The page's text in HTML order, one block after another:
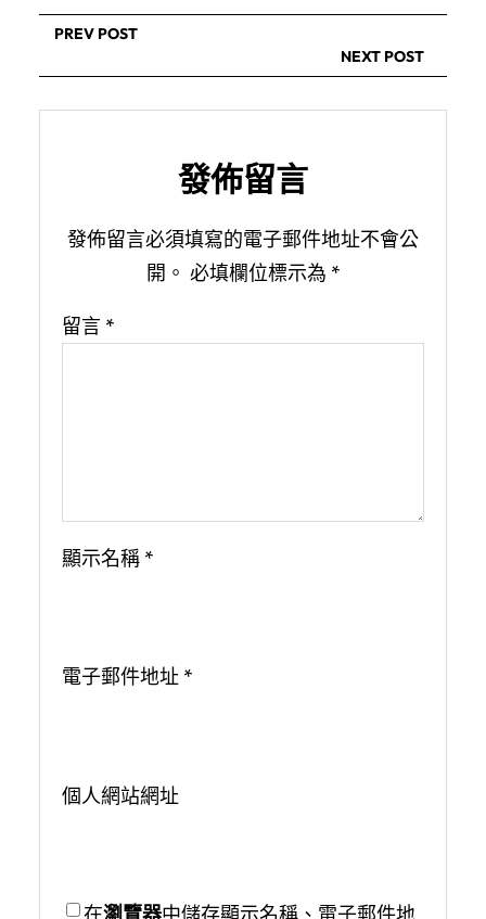
PREV POST
NEXT POST
發佈留言
發佈留言必須填寫的電子郵件地址不會公
開。 必填欄位標示為 *
留言 *
顯示名稱 *
電子郵件地址 *
個人網站網址